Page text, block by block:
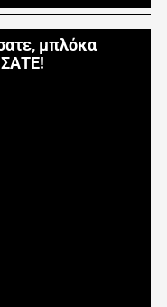
μπλόκα